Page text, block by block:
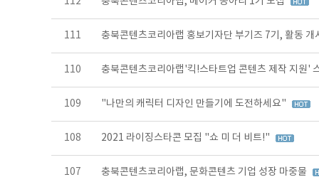
111 충북콘텐츠코리아랩 홍보기자단 부기즈 7기, 활동 개
110 충북콘텐츠코리아랩'킥!스타트업 콘텐츠 제작 지원'
109 "나만의 캐릭터 디자인 만들기에 도전하세요"
108 2021 라이징스타콘 모집 "쇼 미 더 비트!"
107 충북콘텐츠코리아랩, 문화콘텐츠 기업 성장 마중물